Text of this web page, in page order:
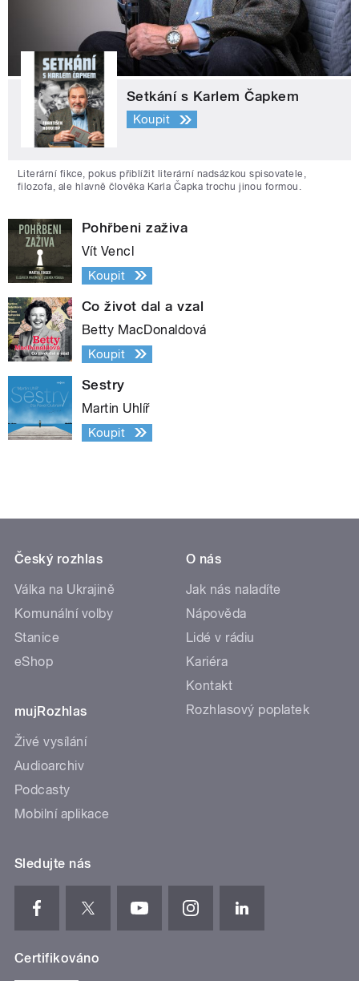
Setkání s Karlem Čapkem
Koupit
Literární fikce, pokus přiblížit literární nadsázkou spisovatele,
filozofa, ale hlavně člověka Karla Čapka trochu jinou formou.
Pohřbeni zaživa
Vít Vencl
Koupit
Co život dal a vzal
Betty MacDonaldová
Koupit
Sestry
Martin Uhlíř
Koupit
Český rozhlas
Válka na Ukrajině
Komunální volby
Stanice
eShop
mujRozhlas
Živé vysílání
Audioarchiv
Podcasty
Mobilní aplikace
O nás
Jak nás naladíte
Nápověda
Lidé v rádiu
Kariéra
Kontakt
Rozhlasový poplatek
Sledujte nás
Certifikováno